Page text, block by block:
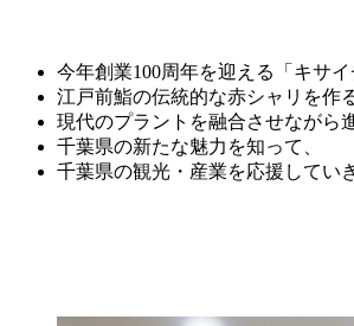
今年創業100周年を迎える「キサイ
江戸前鮨の伝統的な赤シャリを作
現代のプラントを融合させながら
千葉県の新たな魅力を知って、
千葉県の観光・産業を応援してい